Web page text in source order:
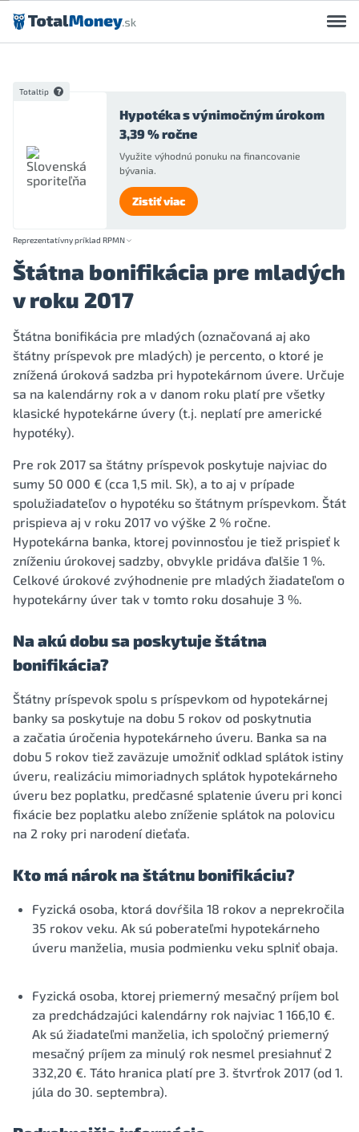
Preskočiť na obsah
Totaltip
Hypotéka s výnimočným úrokom
3,39 % ročne
Využite výhodnú ponuku na financovanie
bývania.
Zistiť viac
Reprezentatívny príklad RPMN
Štátna bonifikácia pre mladých
v roku 2017
Štátna bonifikácia pre mladých (označovaná aj ako
štátny príspevok pre mladých) je percento, o ktoré je
znížená úroková sadzba pri hypotekárnom úvere. Určuje
sa na kalendárny rok a v danom roku platí pre všetky
klasické hypotekárne úvery (t.j. neplatí pre americké
hypotéky).
Pre rok 2017 sa štátny príspevok poskytuje najviac do
sumy 50 000 € (cca 1,5 mil. Sk), a to aj v prípade
spolužiadateľov o hypotéku so štátnym príspevkom. Štát
prispieva aj v roku 2017 vo výške 2 % ročne.
Hypotekárna banka, ktorej povinnosťou je tiež prispieť k
zníženiu úrokovej sadzby, obvykle pridáva ďalšie 1 %.
Celkové úrokové zvýhodnenie pre mladých žiadateľom o
hypotekárny úver tak v tomto roku dosahuje 3 %.
Na akú dobu sa poskytuje štátna
bonifikácia?
Štátny príspevok spolu s príspevkom od hypotekárnej
banky sa poskytuje na dobu 5 rokov od poskytnutia
a začatia úročenia hypotekárneho úveru. Banka sa na
dobu 5 rokov tiež zaväzuje umožniť odklad splátok istiny
úveru, realizáciu mimoriadnych splátok hypotekárneho
úveru bez poplatku, predčasné splatenie úveru pri konci
fixácie bez poplatku alebo zníženie splátok na polovicu
na 2 roky pri narodení dieťaťa.
Kto má nárok na štátnu bonifikáciu?
Fyzická osoba, ktorá dovŕšila 18 rokov a neprekročila
35 rokov veku. Ak sú poberateľmi hypotekárneho
úveru manželia, musia podmienku veku splniť obaja.
Fyzická osoba, ktorej priemerný mesačný príjem bol
za predchádzajúci kalendárny rok najviac 1 166,10 €.
Ak sú žiadateľmi manželia, ich spoločný priemerný
mesačný príjem za minulý rok nesmel presiahnuť 2
332,20 €. Táto hranica platí pre 3. štvrťrok 2017 (od 1.
júla do 30. septembra).